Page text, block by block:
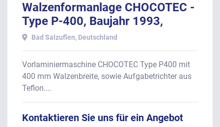
Walzenformanlage CHOCOTEC -
Type P-400, Baujahr 1993,
bestehend aus:
Bad Salzuflen, Deutschland
Vorlaminiermaschine CHOCOTEC Type P400 mit
400 mm Walzenbreite, sowie Aufgabetrichter aus
Teflon....
Kontaktieren Sie uns für ein Angebot